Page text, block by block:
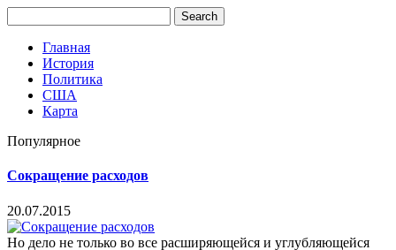
Главная
История
Политика
США
Карта
Популярное
Сокращение расходов
20.07.2015
Но дело не только во все расширяющейся и углубляющейся